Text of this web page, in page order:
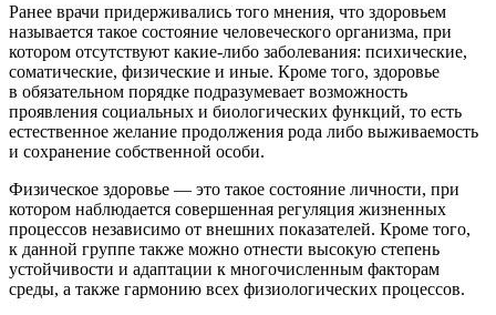
Ранее врачи придерживались того мнения, что здоровьем
называется такое состояние человеческого организма, при
котором отсутствуют какие-либо заболевания: психические,
соматические, физические и иные. Кроме того, здоровье
в обязательном порядке подразумевает возможность
проявления социальных и биологических функций, то есть
естественное желание продолжения рода либо выживаемость
и сохранение собственной особи.
Физическое здоровье — это такое состояние личности, при
котором наблюдается совершенная регуляция жизненных
процессов независимо от внешних показателей. Кроме того,
к данной группе также можно отнести высокую степень
устойчивости и адаптации к многочисленным факторам
среды, а также гармонию всех физиологических процессов.